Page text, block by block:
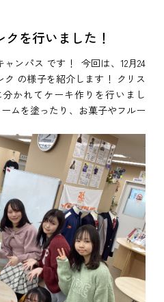
クを行いました！
ンパス です！ 今回は、12月24
の様子を紹介します！ クリス
かれてケーキ作りを行いまし
ムを塗ったり、お菓子やフルー